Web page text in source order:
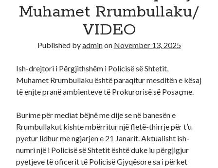
Recent Comments
on Hello world!
Muhamet Rrumbullaku/
VIDEO
Published byadminon November 13, 2025
Ish-drejtori i Përgjithshëm i Policisë së Shtetit,
Muhamet Rrumbullaku është paraqitur mesditën e kësaj
të enjte pranë ambienteve të Prokurorisë së Posaçme.
Burime për mediat bëjnë me dije se në banesën e
Rrumbullakut kishte mbërritur një fletë-thirrje për t’u
pyetur lidhur me ngjarjen e 21 Janarit. Aktualisht ish-
numri një i Policisë së Shtetit është duke iu përgjigjur
pyetjeve të oficerit të Policisë Gjyqësore sa i përket